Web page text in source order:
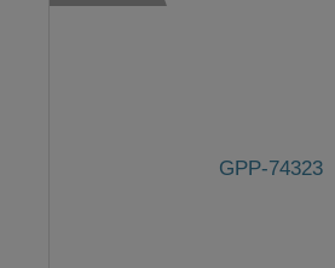
GPP-74323